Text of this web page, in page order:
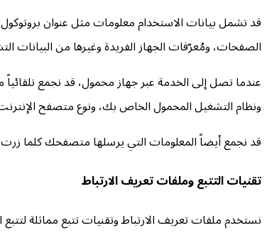
الصفحات، ومُعرّفات الجهاز الفريدة وغيرها من البيانات
ونظام التشغيل المحمول الخاص بك، ونوع متصفح
قد نجمع أيضاً المعلومات التي يرسلها متصفحك كلما
تقنيات التتبع وملفات تعريف الارتباط
نستخدم ملفات تعريف الارتباط وتقنيات تتبع مماثلة